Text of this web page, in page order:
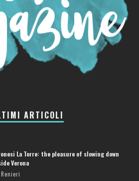
ARTICOLI
La Torre: the pleasure of slowing down
Verona